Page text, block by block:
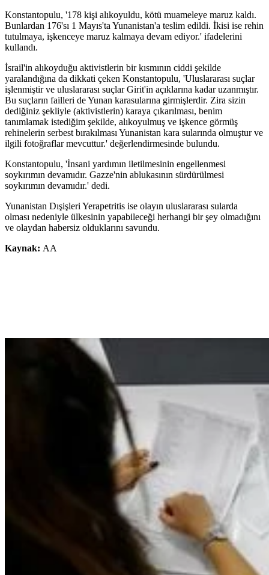
Konstantopulu, '178 kişi alıkoyuldu, kötü muameleye maruz kaldı.
Bunlardan 176'sı 1 Mayıs'ta Yunanistan'a teslim edildi. İkisi ise rehin
tutulmaya, işkenceye maruz kalmaya devam ediyor.' ifadelerini
kullandı.
İsrail'in alıkoyduğu aktivistlerin bir kısmının ciddi şekilde
yaralandığına da dikkati çeken Konstantopulu, 'Uluslararası suçlar
işlenmiştir ve uluslararası suçlar Girit'in açıklarına kadar uzanmıştır.
Bu suçların failleri de Yunan karasularına girmişlerdir. Zira sizin
dediğiniz şekliyle (aktivistlerin) karaya çıkarılması, benim
tanımlamak istediğim şekilde, alıkoyulmuş ve işkence görmüş
rehinelerin serbest bırakılması Yunanistan kara sularında olmuştur ve
ilgili fotoğraflar mevcuttur.' değerlendirmesinde bulundu.
Konstantopulu, 'İnsani yardımın iletilmesinin engellenmesi
soykırımın devamıdır. Gazze'nin ablukasının sürdürülmesi
soykırımın devamıdır.' dedi.
Yunanistan Dışişleri Yerapetritis ise olayın uluslararası sularda
olması nedeniyle ülkesinin yapabileceği herhangi bir şey olmadığını
ve olaydan habersiz olduklarını savundu.
Kaynak: AA